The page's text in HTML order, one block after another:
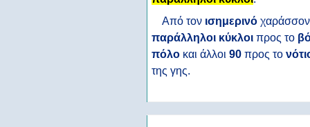
Από τον ισημερινό
παράλληλοι κύκλοιπρος το
πόλοκαι άλλοι 90προς το
της γης.